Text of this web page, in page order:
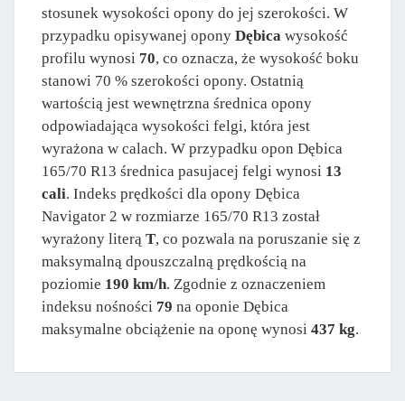
stosunek wysokości opony do jej szerokości. W
przypadku opisywanej opony Dębica wysokość
profilu wynosi 70, co oznacza, że wysokość boku
stanowi 70 % szerokości opony. Ostatnią
wartością jest wewnętrzna średnica opony
odpowiadająca wysokości felgi, która jest
wyrażona w calach. W przypadku opon Dębica
165/70 R13 średnica pasujacej felgi wynosi 13
cali. Indeks prędkości dla opony Dębica
Navigator 2 w rozmiarze 165/70 R13 został
wyrażony literą T, co pozwala na poruszanie się z
maksymalną dpouszczalną prędkością na
poziomie 190 km/h. Zgodnie z oznaczeniem
indeksu nośności 79 na oponie Dębica
maksymalne obciążenie na oponę wynosi 437 kg.